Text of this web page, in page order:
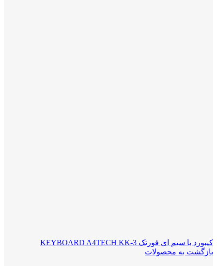
کیبورد با سیم ای فورتک KEYBOARD A4TECH KK-3
بازگشت به محصولات